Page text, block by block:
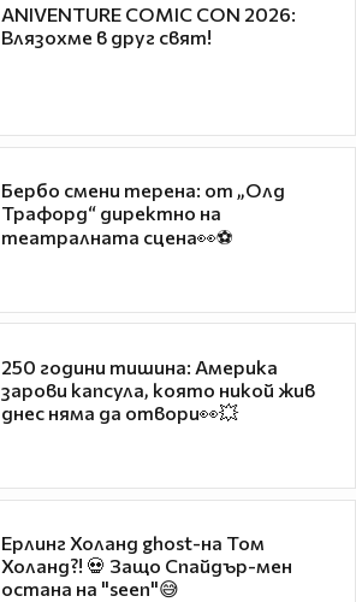
ANIVENTURE COMIC CON 2026:
Влязохме в друг свят!
Бербо смени терена: от „Олд
Трафорд“ директно на
театралната сцена👀⚽
250 години тишина: Америка
зарови капсула, която никой жив
днес няма да отвори👀💥
Ерлинг Холанд ghost-на Том
Холанд?! 💀 Защо Спайдър-мен
остана на "seen"😅